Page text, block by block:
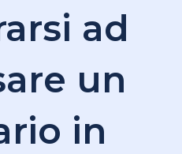
ad
un
in